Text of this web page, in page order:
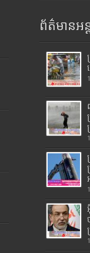
ព័ត៌មានអន្